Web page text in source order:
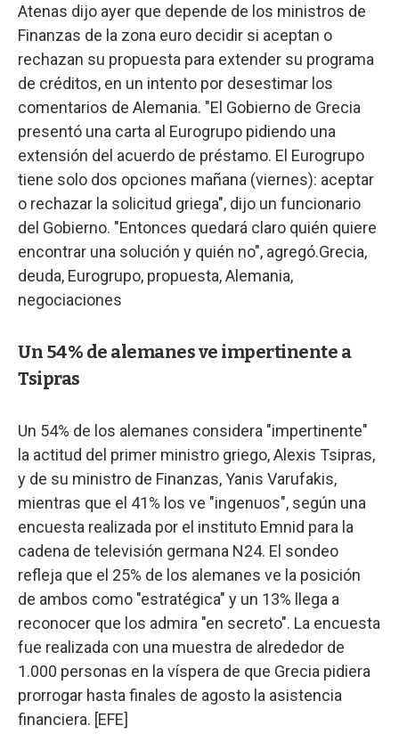
Atenas dijo ayer que depende de los ministros de
Finanzas de la zona euro decidir si aceptan o
rechazan su propuesta para extender su programa
de créditos, en un intento por desestimar los
comentarios de Alemania. "El Gobierno de Grecia
presentó una carta al Eurogrupo pidiendo una
extensión del acuerdo de préstamo. El Eurogrupo
tiene solo dos opciones mañana (viernes): aceptar
o rechazar la solicitud griega", dijo un funcionario
del Gobierno. "Entonces quedará claro quién quiere
encontrar una solución y quién no", agregó.Grecia,
deuda, Eurogrupo, propuesta, Alemania,
negociaciones
Un 54% de alemanes ve impertinente a
Tsipras
Un 54% de los alemanes considera "impertinente"
la actitud del primer ministro griego, Alexis Tsipras,
y de su ministro de Finanzas, Yanis Varufakis,
mientras que el 41% los ve "ingenuos", según una
encuesta realizada por el instituto Emnid para la
cadena de televisión germana N24. El sondeo
refleja que el 25% de los alemanes ve la posición
de ambos como "estratégica" y un 13% llega a
reconocer que los admira "en secreto". La encuesta
fue realizada con una muestra de alrededor de
1.000 personas en la víspera de que Grecia pidiera
prorrogar hasta finales de agosto la asistencia
financiera. [EFE]